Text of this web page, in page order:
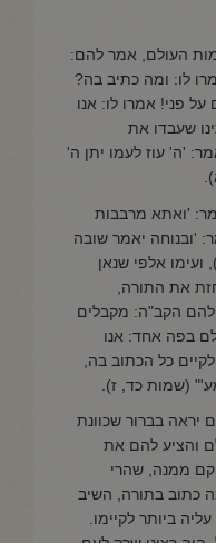
העולם, אמר להם:
לו: ומה כתיב בה?
פני! אמרו לו: אנו
שעבדו את
'ה' עוז לעמו יתן ה'
'ואתא מרבבות
'ובנוחה יאמר שובה
אלפי שנאן
את התורה,
הקב"ה: מקבלים
בפה אחד: אנו
כל הכתוב בה,
(שמות כד, ז).
יראה בברור שכוונת
והציע להם את
ממנה, שהרי
כתוב בתורה, השיב
ביותר לקיימו.